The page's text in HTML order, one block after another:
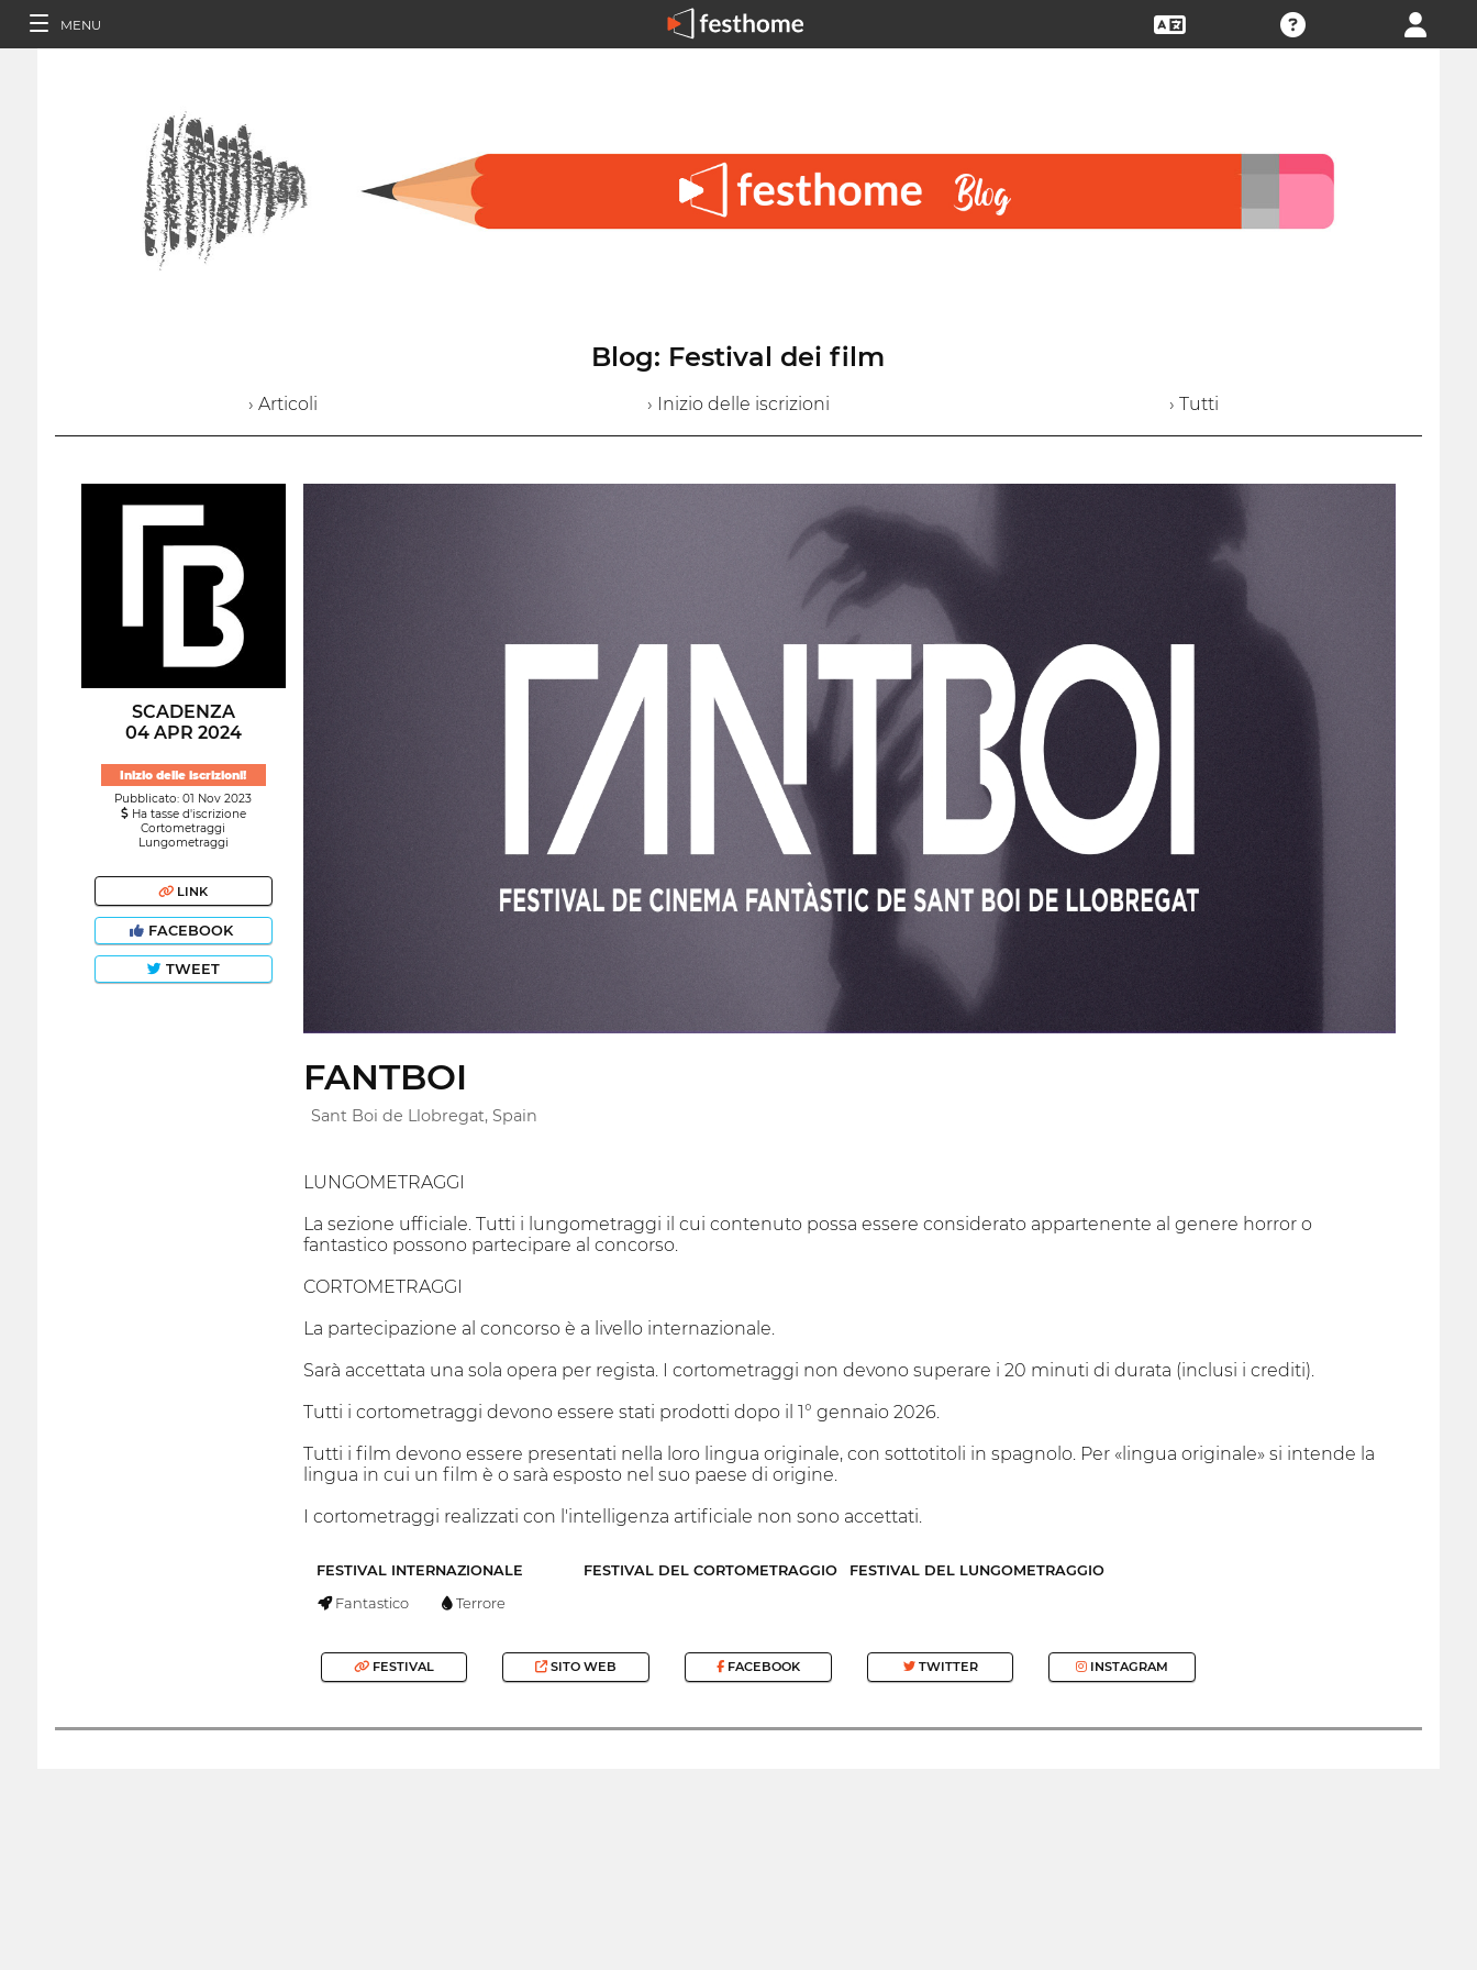
MENU
Blog: Festival dei film
› Articoli › Inizio delle iscrizioni › Tutti
SCADENZA
04 APR 2024
Inizio delle iscrizioni!
Pubblicato: 01 Nov 2023
Ha tasse d'iscrizione
Cortometraggi
Lungometraggi
LINK
FACEBOOK
TWEET
FANTBOI
Sant Boi de Llobregat, Spain
LUNGOMETRAGGI
La sezione ufficiale. Tutti i lungometraggi il cui contenuto possa essere considerato appartenente al genere horror o
fantastico possono partecipare al concorso.
CORTOMETRAGGI
La partecipazione al concorso è a livello internazionale.
Sarà accettata una sola opera per regista. I cortometraggi non devono superare i 20 minuti di durata (inclusi i crediti).
Tutti i cortometraggi devono essere stati prodotti dopo il 1° gennaio 2026.
Tutti i film devono essere presentati nella loro lingua originale, con sottotitoli in spagnolo. Per «lingua originale» si intende la
lingua in cui un film è o sarà esposto nel suo paese di origine.
I cortometraggi realizzati con l'intelligenza artificiale non sono accettati.
FESTIVAL INTERNAZIONALE FESTIVAL DEL CORTOMETRAGGIO FESTIVAL DEL LUNGOMETRAGGIO
Fantastico Terrore
FESTIVAL SITO WEB FACEBOOK TWITTER INSTAGRAM